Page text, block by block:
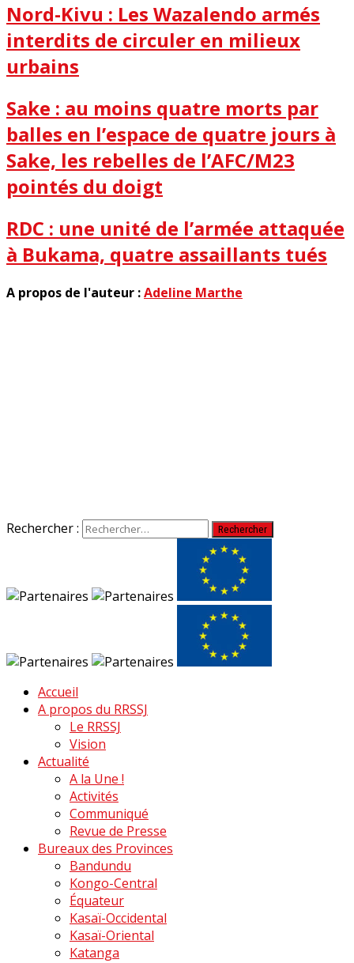
Nord-Kivu : Les Wazalendo armés
interdits de circuler en milieux
urbains
Sake : au moins quatre morts par
balles en l’espace de quatre jours à
Sake, les rebelles de l’AFC/M23
pointés du doigt
RDC : une unité de l’armée attaquée
à Bukama, quatre assaillants tués
A propos de l'auteur :Adeline Marthe
Rechercher :
Accueil
A propos du RRSSJ
Le RRSSJ
Vision
Actualité
A la Une !
Activités
Communiqué
Revue de Presse
Bureaux des Provinces
Bandundu
Kongo-Central
Équateur
Kasaï-Occidental
Kasaï-Oriental
Katanga